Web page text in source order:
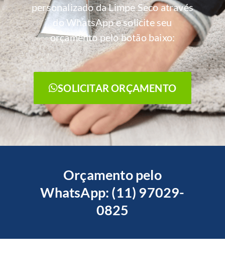
personalizado da Limpe Seco através
do WhatsApp e solicite seu
orçamento pelo botão baixo:
SOLICITAR ORÇAMENTO
Orçamento pelo
WhatsApp: (11) 97029-
0825